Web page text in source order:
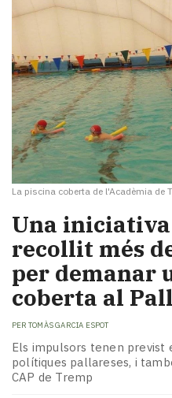
La piscina coberta de l'Acadèmia de
Una
recollit més
per demanar
coberta al
PER TOMÀS GARCIA ESPOT
Els impulsors tenen previst
polítiques pallareses, i
CAP de Tremp